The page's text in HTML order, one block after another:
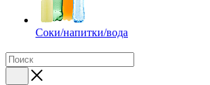
Соки/напитки/вода